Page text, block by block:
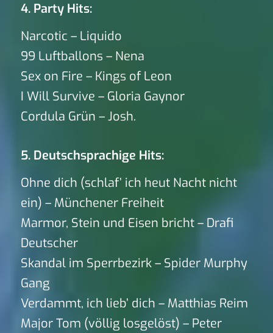
4. Party Hits:
Narcotic – Liquido
99 Luftballons – Nena
Sex on Fire – Kings of Leon
I Will Survive – Gloria Gaynor
Cordula Grün – Josh.
5. Deutschsprachige Hits:
Ohne dich (schlaf’ ich heut Nacht nicht
ein) – Münchener Freiheit
Marmor, Stein und Eisen bricht – Drafi
Deutscher
Skandal im Sperrbezirk – Spider Murphy
Gang
Verdammt, ich lieb’ dich – Matthias Reim
Major Tom (völlig losgelöst) – Peter